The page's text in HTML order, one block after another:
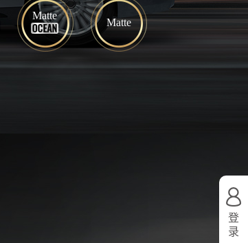
登
录
Matte
Matte